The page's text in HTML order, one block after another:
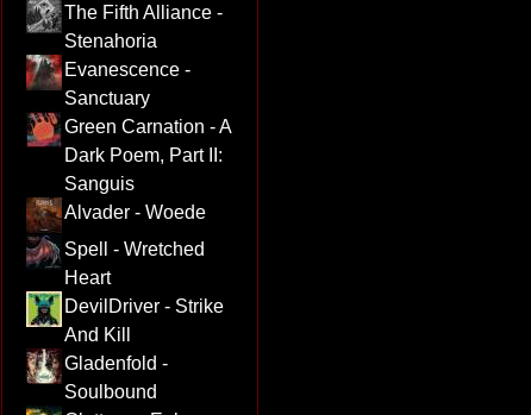
The Fifth Alliance -
Stenahoria
Evanescence -
Sanctuary
Green Carnation - A
Dark Poem, Part II:
Sanguis
Alvader - Woede
Spell - Wretched
Heart
DevilDriver - Strike
And Kill
Gladenfold -
Soulbound